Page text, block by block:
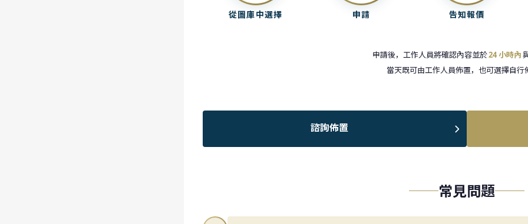
從圖庫中選擇 申請 告知報價
申請後，工作人員將確認內容並於24 小時內
當天既可由工作人員佈置，也可選擇自行
諮詢佈置
常見問題